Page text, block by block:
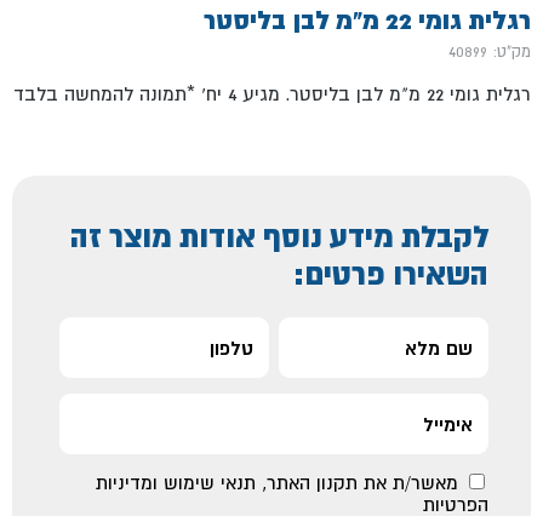
רגלית גומי 22 מ"מ לבן בליסטר
מק"ט: 40899
רגלית גומי 22 מ"מ לבן בליסטר. מגיע 4 יח' *תמונה להמחשה בלבד
לקבלת מידע נוסף אודות מוצר זה
השאירו פרטים:
מאשר/ת את תקנון האתר, תנאי שימוש ומדיניות
הפרטיות